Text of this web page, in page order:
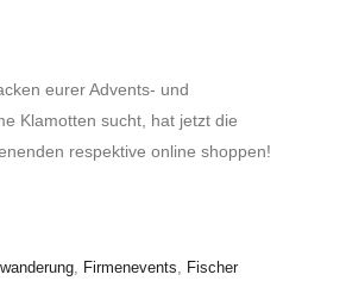
eurer Advents- und
Klamotten sucht, hat jetzt die
respektive online shoppen!
, Firmenevents, Fischer